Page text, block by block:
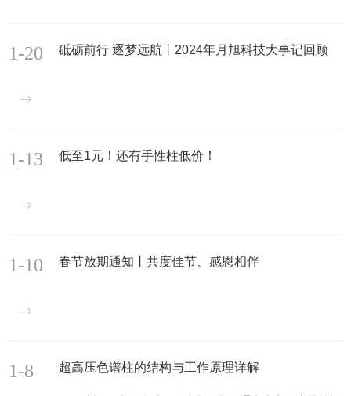
砥砺前行 逐梦远航丨2024年月旭科技大事记回顾
1-20
低至1元！还有手性柱低价！
1-13
春节放期通知丨共度佳节、感恩相伴
1-10
超高压色谱柱的结构与工作原理详解
1-8